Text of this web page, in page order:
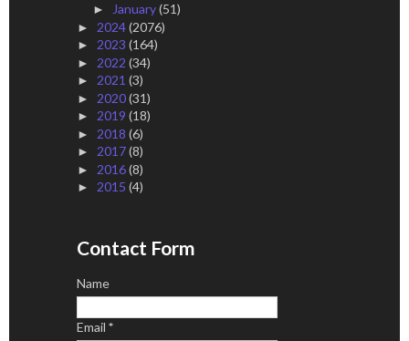
► January(51)
► 2024(2076)
► 2023 (164)
► 2022 (34)
► 2021 (3)
► 2020(31)
► 2019 (18)
► 2018 (6)
► 2017(8)
► 2016(8)
► 2015 (4)
Contact Form
Name
Email *